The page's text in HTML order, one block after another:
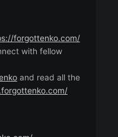
environment.
Stay engaged with
exciting in-game events.
Robust measures to
hacking.